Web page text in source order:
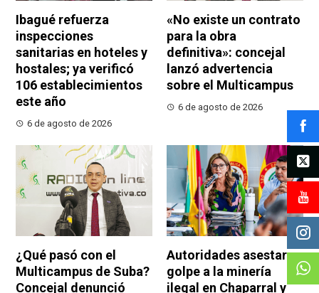
Ibagué refuerza
inspecciones
sanitarias en hoteles y
hostales; ya verificó
106 establecimientos
este año
6 de agosto de 2026
«No existe un contrato
para la obra
definitiva»: concejal
lanzó advertencia
sobre el Multicampus
6 de agosto de 2026
¿Qué pasó con el
Multicampus de Suba?
Concejal denunció
Autoridades asestaron
golpe a la minería
ilegal en Chaparral y